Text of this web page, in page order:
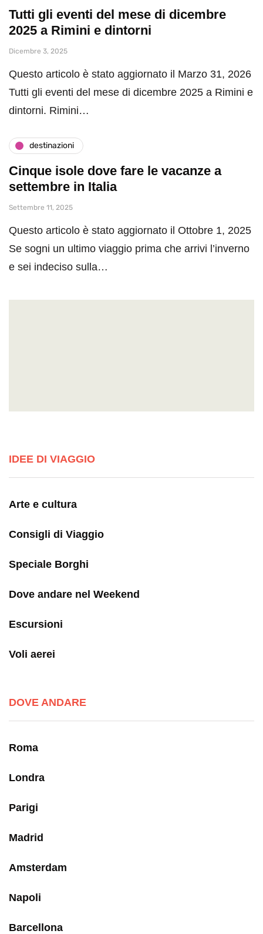
Tutti gli eventi del mese di dicembre
2025 a Rimini e dintorni
Dicembre 3, 2025
Questo articolo è stato aggiornato il Marzo 31, 2026
Tutti gli eventi del mese di dicembre 2025 a Rimini e
dintorni. Rimini…
destinazioni
Cinque isole dove fare le vacanze a
settembre in Italia
Settembre 11, 2025
Questo articolo è stato aggiornato il Ottobre 1, 2025
Se sogni un ultimo viaggio prima che arrivi l’inverno
e sei indeciso sulla…
IDEE DI VIAGGIO
Arte e cultura
Consigli di Viaggio
Speciale Borghi
Dove andare nel Weekend
Escursioni
Voli aerei
DOVE ANDARE
Roma
Londra
Parigi
Madrid
Amsterdam
Napoli
Barcellona